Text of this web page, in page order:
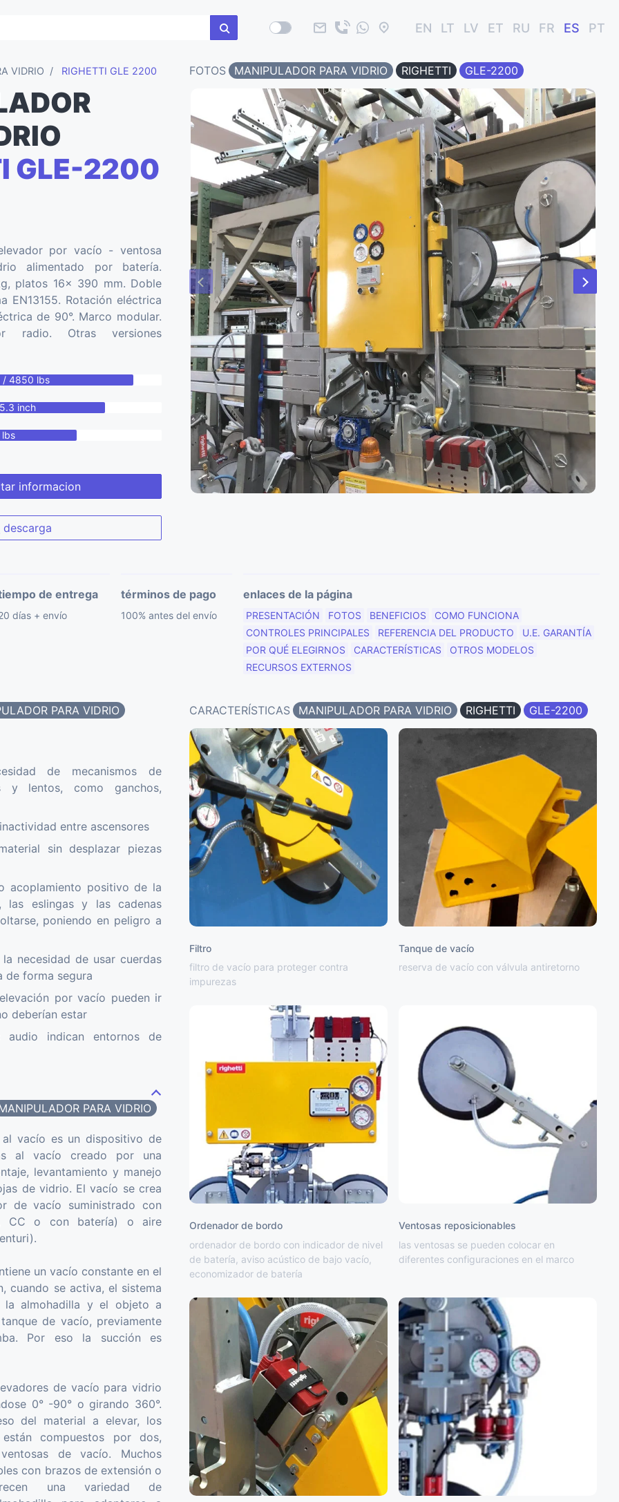
EN LT LV ET RU FR ES PT
VIDRIO RIGHETTI GLE 2200
GLE-2200
bat
por vacío - ventosa
alimentado por batería.
platos 16x 390 mm. Doble
EN13155. Rotación eléctrica
de 90°. Marco modular.
radio. Otras versiones
/ 4850 lbs
inch
informacion
descarga
FOTOS MANIPULADOR PARA VIDRIO RIGHETTI GLE-2200
de entrega
días + envío
términos de pago
100% antes del envío
enlaces de la página
PRESENTACIÓN FOTOS BENEFICIOS
COMO FUNCIONA
CONTROLES PRINCIPALES
REFERENCIA DEL PRODUCTO
U.E. GARANTÍA
POR QUÉ ELEGIRNOS
CARACTERÍSTICAS
OTROS MODELOS
RECURSOS EXTERNOS
PARA VIDRIO
de mecanismos de
y lentos, como ganchos,
entre ascensores
sin desplazar piezas
acoplamiento positivo de la
las eslingas y las cadenas
poniendo en peligro a
necesidad de usar cuerdas
de forma segura
por vacío pueden ir
deberían estar
audio indican entornos de
PARA VIDRIO
vacío es un dispositivo de
al vacío creado por una
levantamiento y manejo
de vidrio. El vacío se crea
de vacío suministrado con
CC o con batería) o aire
un vacío constante en el
cuando se activa, el sistema
la almohadilla y el objeto a
de vacío, previamente
Por eso la succión es
de vacío para vidrio
0° -90° o girando 360°.
del material a elevar, los
compuestos por dos,
de vacío. Muchos
con brazos de extensión o
una variedad de
CARACTERÍSTICAS MANIPULADOR PARA VIDRIO RIGHETTI GLE-2200
Filtro
filtro de vacío para proteger contra
impurezas
Tanque de vacío
reserva de vacío con válvula antiretorno
Ordenador de bordo
ordenador de bordo con indicador de nivel
de batería, aviso acústico de bajo vacío,
economizador de batería
Ventosas reposicionables
las ventosas se pueden colocar en
diferentes configuraciones en el marco